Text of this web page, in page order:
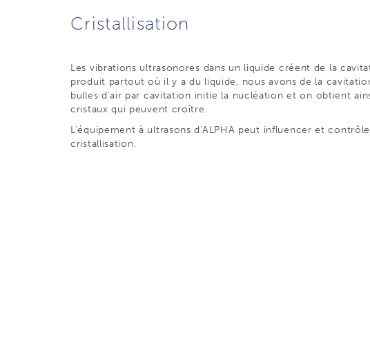
Cristallisation
Les vibrations ultrasonores dans un liquide créent de la
produit partout où il y a du liquide, nous avons de la
bulles d'air par cavitation initie la nucléation et on obtient
cristaux qui peuvent croître.
L'équipement à ultrasons d'ALPHA peut influencer et
cristallisation.